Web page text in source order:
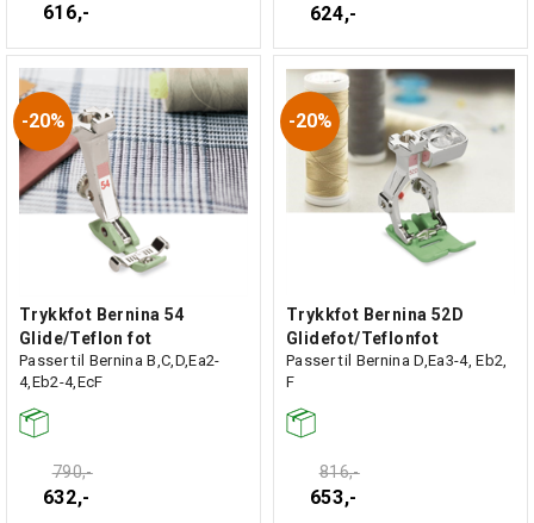
616,- 624,-
20%
Trykkfot Bernina 54
Glide/Teflon fot
Passer til Bernina B,C,D,Ea2-
4,Eb2-4,EcF
790,-
632,-
20%
Trykkfot Bernina 52D
Glidefot/Teflonfot
Passer til Bernina D,Ea3-4, Eb2,
F
816,-
653,-